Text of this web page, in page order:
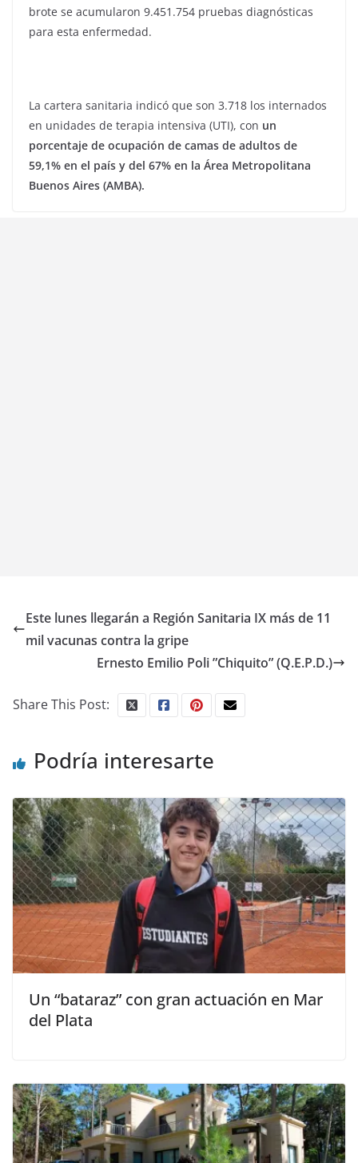
brote se acumularon 9.451.754 pruebas diagnósticas
para esta enfermedad.
La cartera sanitaria indicó que son 3.718 los internados
en unidades de terapia intensiva (UTI), con un
porcentaje de ocupación de camas de adultos de
59,1% en el país y del 67% en la Área Metropolitana
Buenos Aires (AMBA).
Este lunes llegarán a Región Sanitaria IX más de 11
mil vacunas contra la gripe
Ernesto Emilio Poli ”Chiquito” (Q.E.P.D.)
Share This Post:
Podría interesarte
Un “bataraz” con gran actuación en Mar
del Plata